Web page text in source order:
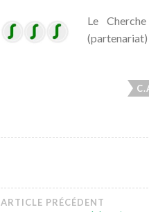
Le
(partenariat)
ARTICLE PRÉCÉDENT